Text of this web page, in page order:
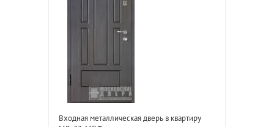
Входная металлическая дверь в квартиру